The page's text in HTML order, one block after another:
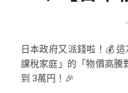
日本政府又派錢啦！💰
課稅家庭」的「物價高騰
到 3萬円！🎉